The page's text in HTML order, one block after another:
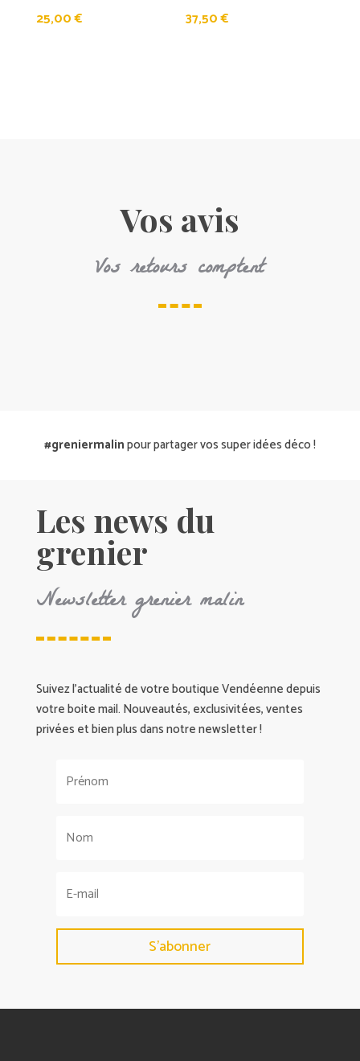
25,00€ 37,50€
Vos avis
Vos retours comptent
#greniermalinpour partager vos super idées déco !
Les news du
grenier
Newsletter grenier malin
Suivez l’actualité de votre boutique Vendéenne depuis
votre boite mail. Nouveautés, exclusivitées, ventes
privées et bien plus dans notre newsletter !
S'abonner